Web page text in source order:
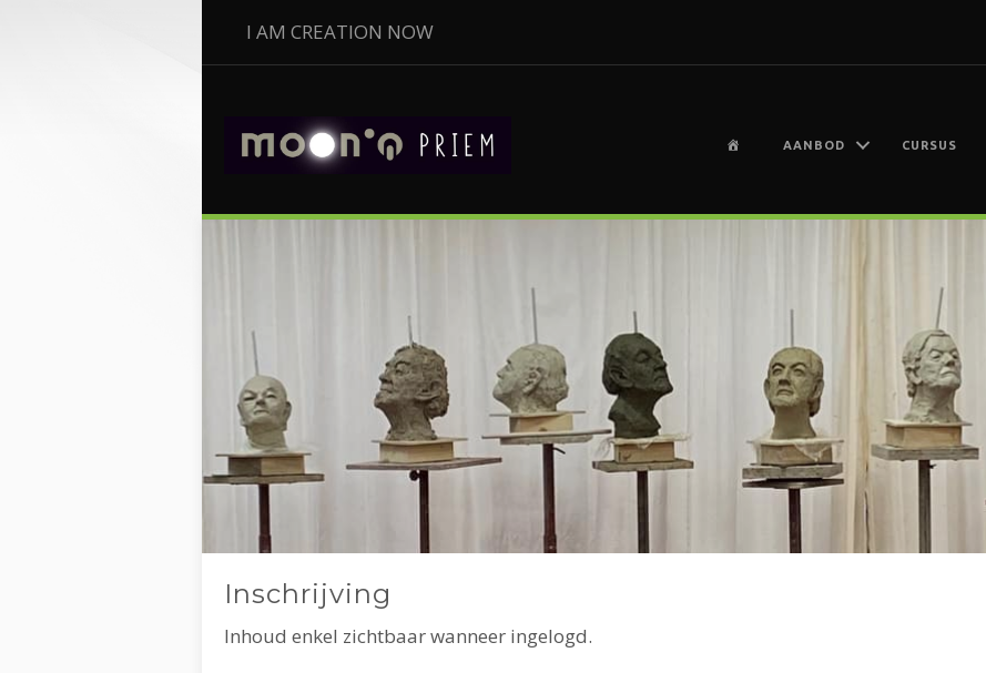
I AM CREATION NOW
AANBOD CURSUS
Inschrijving
Inhoud enkel zichtbaar wanneer ingelogd.